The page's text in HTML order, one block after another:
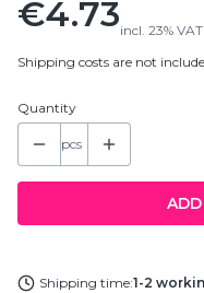
Price
€4.73incl. 23% VAT
Shipping costs are not
Quantity
pcs
Shipping time:1-2